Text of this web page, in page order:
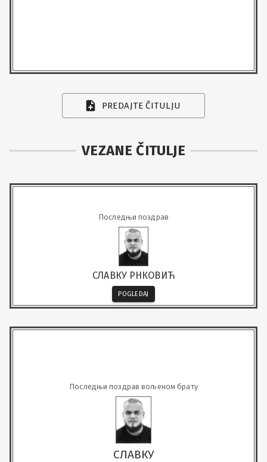
PREDAJTE ČITULJU
VEZANE ČITULJE
Последњи поздрав
СЛАВКУ РНКОВИЋ
POGLEDAJ
Последњи поздрав вољеном брату
СЛАВКУ